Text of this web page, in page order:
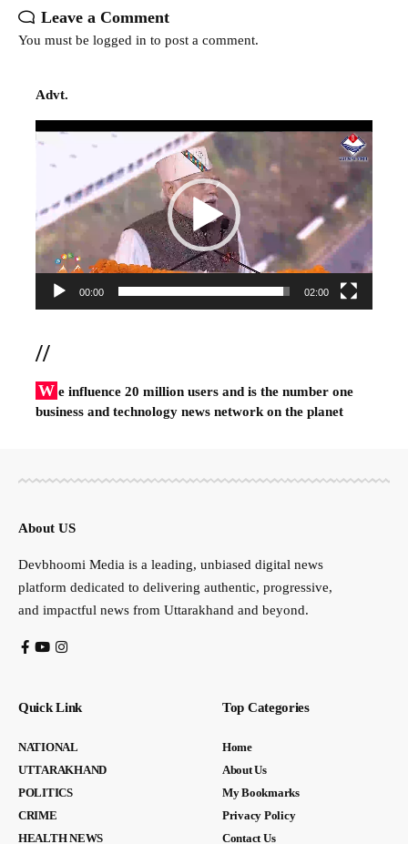
Leave a Comment
You must be logged in to post a comment.
Advt.
Video
00:00 02:00
//
W e influence 20 million users and is the number one
business and technology news network on the planet
About US
Devbhoomi Media is a leading, unbiased digital news
platform dedicated to delivering authentic, progressive,
and impactful news from Uttarakhand and beyond.
Quick Link
NATIONAL
UTTARAKHAND
POLITICS
CRIME
HEALTH NEWS
Top Categories
Home
About Us
My Bookmarks
Privacy Policy
Contact Us